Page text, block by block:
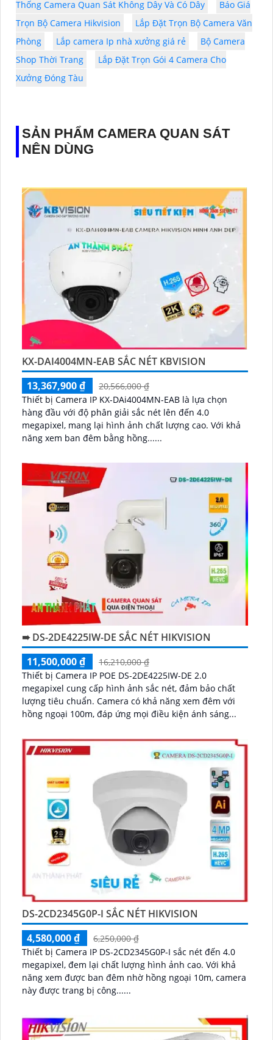
Thống Camera Quan Sát Không Dây Và Có Dây
Báo Giá
Trọn Bộ Camera Hikvision
Lắp Đặt Trọn Bộ Camera Văn
Phòng
Lắp camera Ip nhà xưởng giá rẻ
Bộ Camera
Shop Thời Trang
Lắp Đặt Trọn Gói 4 Camera Cho
Xưởng Đóng Tàu
SẢN PHẨM CAMERA QUAN SÁT
NÊN DÙNG
KX-DAI4004MN-EAB SẮC NÉT KBVISION
13,367,900 ₫
20,566,000 ₫
Thiết bị Camera IP KX-DAi4004MN-EAB là lựa chọn
hàng đầu với độ phân giải sắc nét lên đến 4.0
megapixel, mang lại hình ảnh chất lượng cao. Với khả
năng xem ban đêm bằng hồng......
➠ DS-2DE4225IW-DE SẮC NÉT HIKVISION
11,500,000 ₫
16,210,000 ₫
Thiết bị Camera IP POE DS-2DE4225IW-DE 2.0
megapixel cung cấp hình ảnh sắc nét, đảm bảo chất
lượng tiêu chuẩn. Camera có khả năng xem đêm với
hồng ngoại 100m, đáp ứng mọi điều kiện ánh sáng...
DS-2CD2345G0P-I SẮC NÉT HIKVISION
4,580,000 ₫
6,250,000 ₫
Thiết bị Camera IP DS-2CD2345G0P-I sắc nét đến 4.0
megapixel, đem lại chất lượng hình ảnh cao. Với khả
năng xem được ban đêm nhờ hồng ngoại 10m, camera
này được trang bị công......